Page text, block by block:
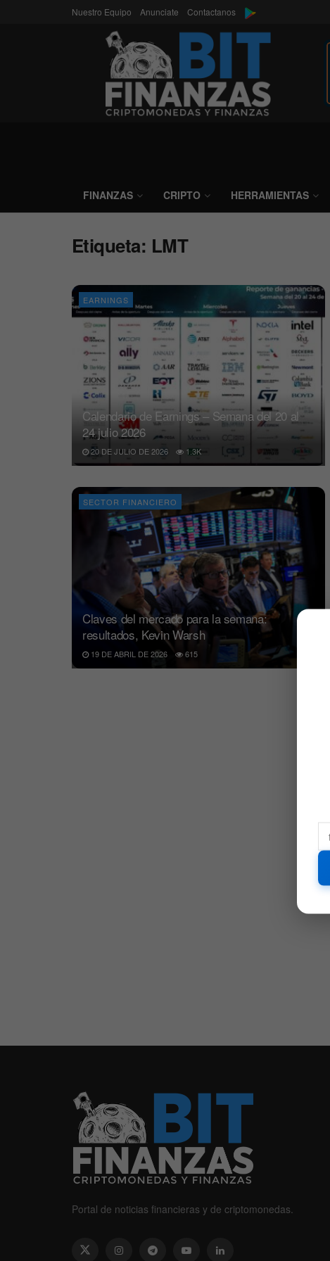
Nuestro Equipo Anunciate Contactanos
FINANZAS CRIPTO HERRAMIENTAS
Etiqueta: LMT
EARNINGS
Calendario de Earnings – Semana del 20 al
24 julio 2026
20 DE JULIO DE 2026 1.3K
SECTOR FINANCIERO
Claves del mercado para la semana:
resultados, Kevin Warsh
19 DE ABRIL DE 2026 615
Portal de noticias financieras y de criptomonedas.